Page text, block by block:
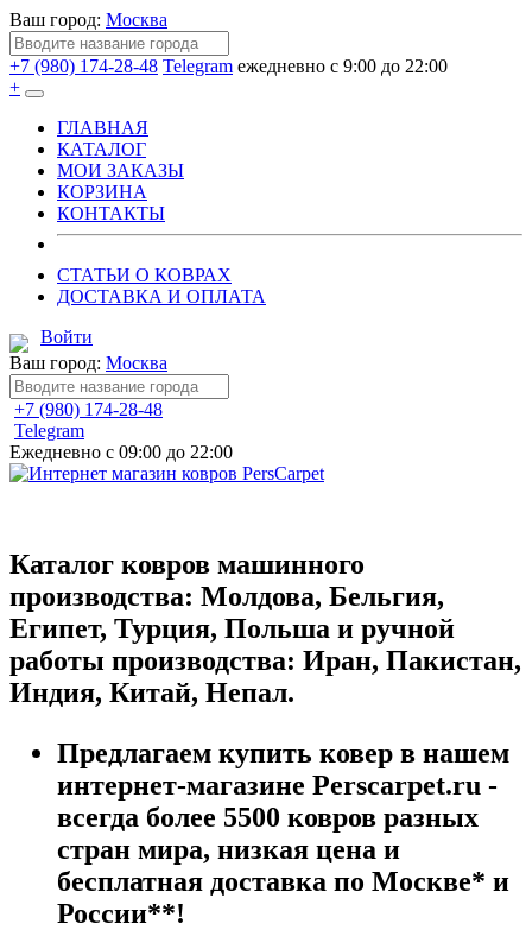
Ваш город: Москва
+7 (980) 174-28-48 Telegram ежедневно с 9:00 до 22:00
+
ГЛАВНАЯ
КАТАЛОГ
МОИ ЗАКАЗЫ
КОРЗИНА
КОНТАКТЫ
СТАТЬИ О КОВРАХ
ДОСТАВКА И ОПЛАТА
Войти
Ваш город: Москва
+7 (980) 174-28-48
Telegram
Ежедневно с 09:00 до 22:00
Каталог ковров машинного
производства: Молдова, Бельгия,
Египет, Турция, Польша и ручной
работы производства: Иран, Пакистан,
Индия, Китай, Непал.
Предлагаем купить ковер в нашем
интернет-магазине Perscarpet.ru -
всегда более 5500 ковров разных
стран мира, низкая цена и
бесплатная доставка по Москве* и
России**!